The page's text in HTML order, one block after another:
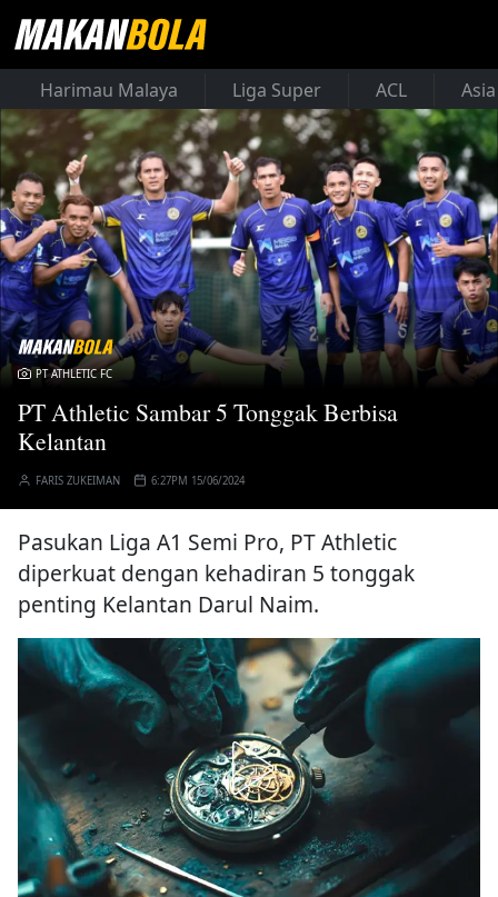
Harimau Malaya Liga Super ACL
PT ATHLETIC FC
PT Athletic Sambar 5 Tonggak Berbisa
Kelantan
FARIS ZUKEIMAN 6:27PM 15/06/2024
Pasukan Liga A1 Semi Pro, PT Athletic
diperkuat dengan kehadiran 5 tonggak
penting Kelantan Darul Naim.